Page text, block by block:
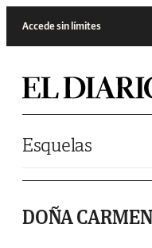
Accede sin límites
Esquelas
DOÑA